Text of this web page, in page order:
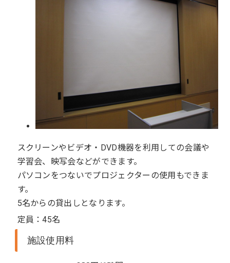
スクリーンやビデオ・DVD機器を利用しての会議や
学習会、映写会などができます。
パソコンをつないでプロジェクターの使用もできま
す。
5名からの貸出しとなります。
定員：45名
施設使用料